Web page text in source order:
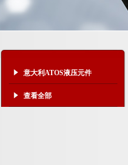
意大利ATOS液压元件
查看全部